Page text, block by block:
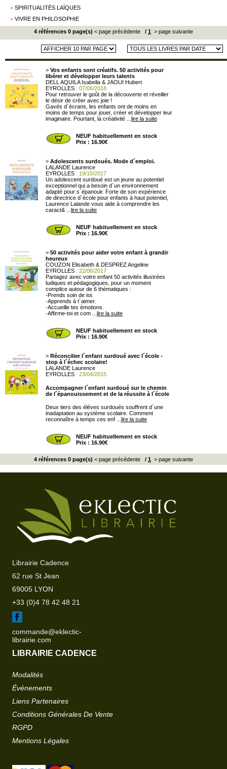
> SPIRITUALITÉS LAÏQUES
> VIVRE EN PHILOSOPHIE
4 références 0 page(s) < page précédente / 1 > page suivante
> Vos enfants sont créatifs. 50 activités pour
libérer et développer leurs talents
DELL AQUILA Isabella & JAOUI Hubert
EYROLLES : 07/06/2018
Pour retrouver le goût de la découverte et réveiller
le désir de créer avec joie !
Gavés d´écrans, les enfants ont de moins en
moins de temps pour jouer, créer et développer leur
imaginaire. Pourtant, la créativité ... lire la suite
NEUF habituellement en stock
Prix : 16.90€
> Adolescents surdoués. Mode d´emploi.
LALANDE Laurence
EYROLLES : 19/10/2017
Un adolescent surdoué est un jeune au potentiel
exceptionnel qui a besoin d´un environnement
adapté pour s´épanouir. Forte de son expérience
de directrice d´école pour enfants à haut potentiel,
Laurence Lalande vous aide à comprendre les
caract& ... lire la suite
NEUF habituellement en stock
Prix : 16.90€
> 50 activités pour aider votre enfant à grandir
heureux
COUZON Elisabeth & DESPREZ Angeline
EYROLLES : 22/06/2017
Partagez avec votre enfant 50 activités illustrées
ludiques et pédagogiques, pour un moment
complice autour de 6 thématiques :
-Prends soin de toi.
-Apprends à t´aimer.
-Accueille tes émotions.
-Affirme-toi et com ... lire la suite
NEUF habituellement en stock
Prix : 16.90€
> Réconcilier l´enfant surdoué avec l´école -
stop à l´échec scolaire!
LALANDE Laurence
EYROLLES : 23/04/2015
Accompagner l´enfant surdoué sur le chemin
de l´épanouissement et de la réussite à l´école
Deux tiers des élèves surdoués souffrent d´une
inadaptation au système scolaire. Comment
reconnaître à temps ces enf ...
lire la suite
NEUF habituellement en stock
Prix : 16.90€
4 références 0 page(s) < page précédente / 1 > page suivante
Librairie Cadence
62 rue St Jean
69005 LYON
+33 (0)4 78 42 48 21
commande@eklectic-
librairie.com
LIBRAIRIE CADENCE
Modalités
Événements
Liens Partenaires
Conditions Générales De Vente
RGPD
Mentions Légales